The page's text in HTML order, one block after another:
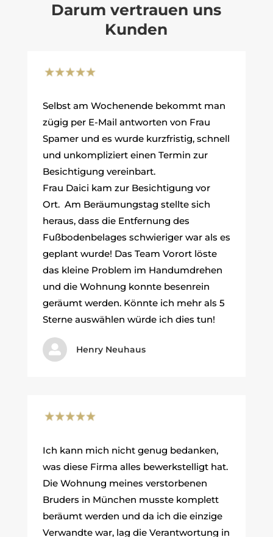
Darum vertrauen uns
Kunden
Selbst am Wochenende bekommt man
zügig per E-Mail antworten von Frau
Spamer und es wurde kurzfristig, schnell
und unkompliziert einen Termin zur
Besichtigung vereinbart.
Frau Daici kam zur Besichtigung vor
Ort. Am Beräumungstag stellte sich
heraus, dass die Entfernung des
Fußbodenbelages schwieriger war als es
geplant wurde! Das Team Vorort löste
das kleine Problem im Handumdrehen
und die Wohnung konnte besenrein
geräumt werden. Könnte ich mehr als 5
Sterne auswählen würde ich dies tun!
 Henry Neuhaus
Ich kann mich nicht genug bedanken,
was diese Firma alles bewerkstelligt hat.
Die Wohnung meines verstorbenen
Bruders in München musste komplett
beräumt werden und da ich die einzige
Verwandte war, lag die Verantwortung in